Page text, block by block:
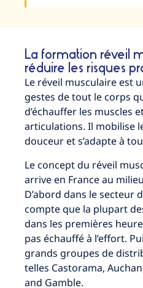
La formation réveil
réduire les risques
Le réveil musculaire est
gestes de tout le corps
d’échauffer les muscles
articulations. Il mobilise
douceur et s’adapte à
Le concept du réveil
arrive en France au
D’abord dans le secteur
compte que la plupart
dans les premières
pas échauffé à l’effort.
grands groupes de
telles Castorama,
and Gamble.